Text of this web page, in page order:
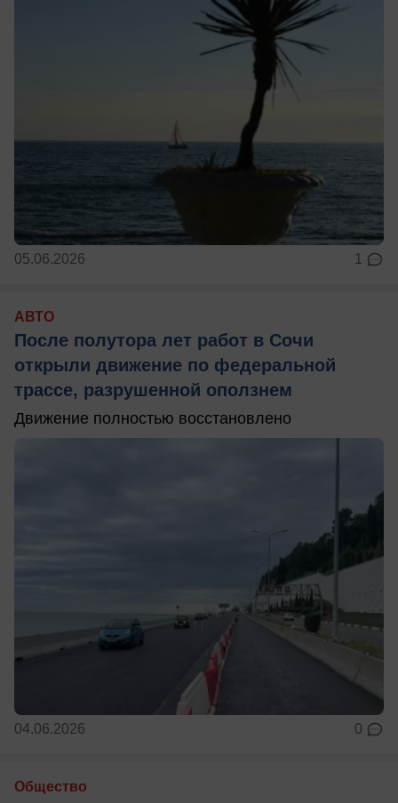
05.06.2026 1
АВТО
После полутора лет работ в Сочи
открыли движение по федеральной
трассе, разрушенной оползнем
Движение полностью восстановлено
04.06.2026 0
Общество